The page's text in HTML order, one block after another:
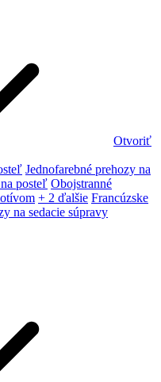
Otvoriť
Jednofarebné prehozy na
posteľ Obojstranné
+ 2 ďalšie Francúzske
na sedacie súpravy